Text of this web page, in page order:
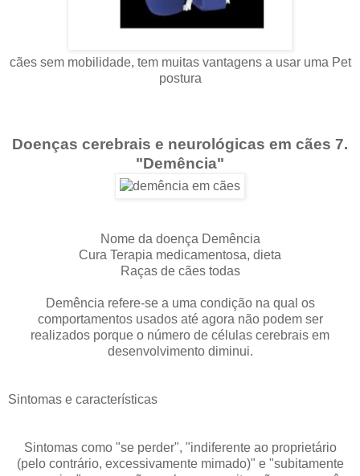
cães sem mobilidade, tem muitas vantagens a usar uma Pet
postura
Doenças cerebrais e neurológicas em cães 7.
"Demência"
Nome da doença Demência
Cura Terapia medicamentosa, dieta
Raças de cães todas
Demência refere-se a uma condição na qual os
comportamentos usados ​​até agora não podem ser
realizados porque o número de células cerebrais em
desenvolvimento diminui.
Sintomas e características
Sintomas como "se perder", "indiferente ao proprietário
(pelo contrário, excessivamente mimado)" e "subitamente